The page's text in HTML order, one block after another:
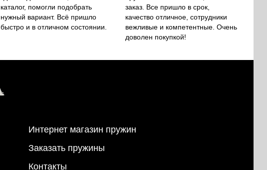
каталог, помогли подобрать
нужный вариант. Всё пришло
быстро и в отличном состоянии.
заказ. Все пришло в срок,
качество отличное, сотрудники
вежливые и компетентные. Очень
доволен покупкой!
Интернет магазин пружин
Заказать пружины
Контакты